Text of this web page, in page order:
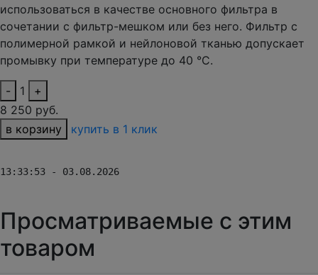
использоваться в качестве основного фильтра в
сочетании с фильтр-мешком или без него. Фильтр с
полимерной рамкой и нейлоновой тканью допускает
промывку при температуре до 40 °C.
- 1
+
8 250 руб.
в корзину
купить в 1 клик
13:33:53 - 03.08.2026
Просматриваемые с этим
товаром